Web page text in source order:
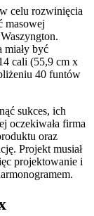
celu rozwinięcia
masowej
miały być
cali (55,9 cm x
40 funtów
sukces, ich
oczekiwała firma
oraz
Projekt musiał
projektowanie i